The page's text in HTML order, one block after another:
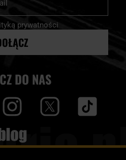
prywatności
DO NAS
Blog